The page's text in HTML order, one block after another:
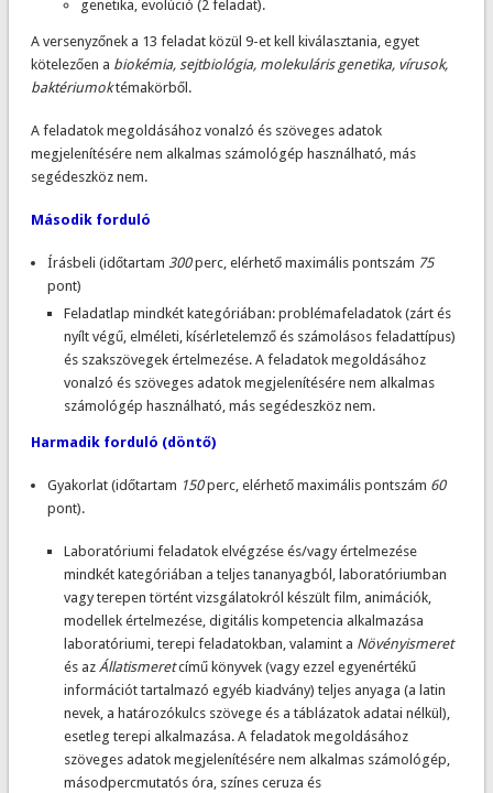
genetika, evolúció (2 feladat).
A versenyzőnek a 13 feladat közül 9-et kell kiválasztania, egyet
kötelezően a biokémia, sejtbiológia, molekuláris genetika, vírusok,
baktériumoktémakörből.
A feladatok megoldásához vonalzó és szöveges adatok
megjelenítésére nem alkalmas számológép használható, más
segédeszköz nem.
Második forduló
Írásbeli (időtartam 300perc, elérhető maximális pontszám 75
pont)
Feladatlap mindkét kategóriában: problémafeladatok (zárt és
nyílt végű, elméleti, kísérletelemző és számolásos feladattípus)
és szakszövegek értelmezése. A feladatok megoldásához
vonalzó és szöveges adatok megjelenítésére nem alkalmas
számológép használható, más segédeszköz nem.
Harmadik forduló (döntő)
Gyakorlat (időtartam 150perc, elérhető maximális pontszám 60
pont).
Laboratóriumi feladatok elvégzése és/vagy értelmezése
mindkét kategóriában a teljes tananyagból, laboratóriumban
vagy terepen történt vizsgálatokról készült film, animációk,
modellek értelmezése, digitális kompetencia alkalmazása
laboratóriumi, terepi feladatokban, valamint a Növényismeret
és az Állatismeretcímű könyvek (vagy ezzel egyenértékű
információt tartalmazó egyéb kiadvány) teljes anyaga (a latin
nevek, a határozókulcs szövege és a táblázatok adatai nélkül),
esetleg terepi alkalmazása. A feladatok megoldásához
szöveges adatok megjelenítésére nem alkalmas számológép,
másodpercmutatós óra, színes ceruza és